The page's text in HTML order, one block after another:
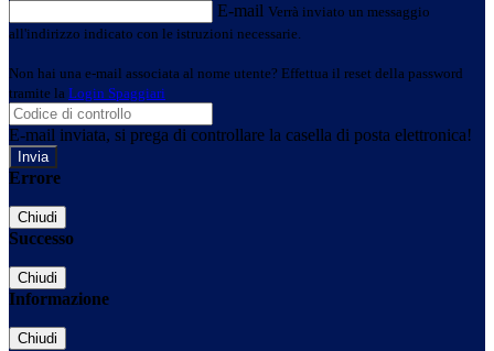
E-mail Verrà inviato un messaggio
all'indirizzo indicato con le istruzioni necessarie.
Non hai una e-mail associata al nome utente? Effettua il reset della password
tramite la Login Spaggiari
E-mail inviata, si prega di controllare la casella di posta elettronica!
Errore
Chiudi
Successo
Chiudi
Informazione
Chiudi